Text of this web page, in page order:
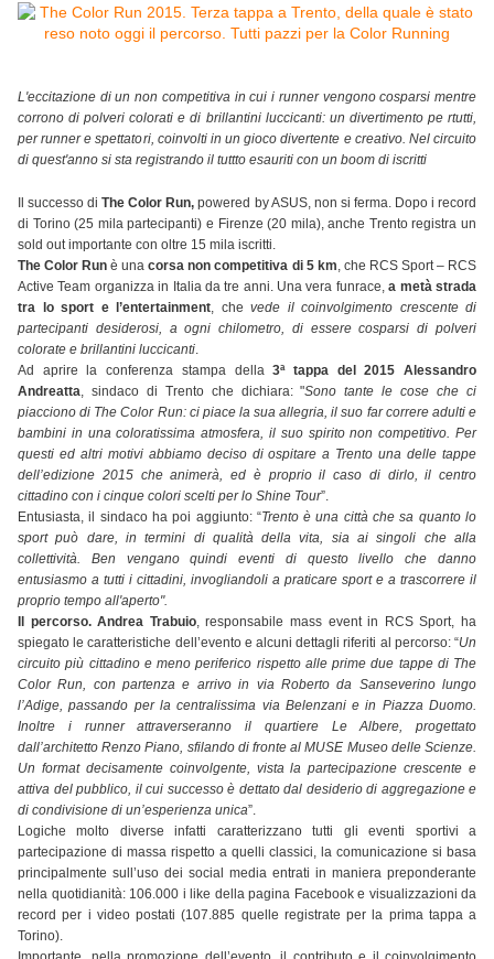
L'eccitazione di un non competitiva in cui i runner vengono cosparsi mentre
corrono di polveri colorati e di brillantini luccicanti: un divertimento pe rtutti,
per runner e spettatori, coinvolti in un gioco divertente e creativo. Nel circuito
di quest'anno si sta registrando il tuttto esauriti con un boom di iscritti
Il successo diThe Color Run,powered by ASUS, non si ferma. Dopo i record
di Torino (25 mila partecipanti) e Firenze (20 mila), anche Trento registra un
sold out importante con oltre 15 mila iscritti.
The Color Run è unacorsa non competitiva di 5 km, che RCS Sport – RCS
Active Team organizza in Italia da tre anni. Una vera funrace,a metà strada
tra lo sport e l’entertainment, che vede il coinvolgimento crescente di
partecipanti desiderosi, a ogni chilometro, di essere cosparsi di polveri
colorate e brillantini luccicanti.
Ad aprire la conferenza stampa della3ª tappa del 2015 Alessandro
Andreatta, sindaco di Trento che dichiara: "Sono tante le cose che ci
piacciono di The Color Run: ci piace la sua allegria, il suo far correre adulti e
bambini in una coloratissima atmosfera, il suo spirito non competitivo. Per
questi ed altri motivi abbiamo deciso di ospitare a Trento una delle tappe
dell’edizione 2015 che animerà, ed è proprio il caso di dirlo, il centro
cittadino con i cinque colori scelti per lo Shine Tour”.
Entusiasta, il sindaco ha poi aggiunto: “Trento è una città che sa quanto lo
sport può dare, in termini di qualità della vita, sia ai singoli che alla
collettività. Ben vengano quindi eventi di questo livello che danno
entusiasmo a tutti i cittadini, invogliandoli a praticare sport e a trascorrere il
proprio tempo all'aperto".
Il percorso. Andrea Trabuio, responsabile mass event in RCS Sport, ha
spiegato le caratteristiche dell’evento e alcuni dettagli riferiti al percorso: “Un
circuito più cittadino e meno periferico rispetto alle prime due tappe di The
Color Run, con partenza e arrivo in via Roberto da Sanseverino lungo
l’Adige, passando per la centralissima via Belenzani e in Piazza Duomo.
Inoltre i runner attraverseranno il quartiere Le Albere, progettato
dall’architetto Renzo Piano, sfilando di fronte al MUSE Museo delle Scienze.
Un format decisamente coinvolgente, vista la partecipazione crescente e
attiva del pubblico, il cui successo è dettato dal desiderio di aggregazione e
di condivisione di un’esperienza unica”.
Logiche molto diverse infatti caratterizzano tutti gli eventi sportivi a
partecipazione di massa rispetto a quelli classici, la comunicazione si basa
principalmente sull’uso dei social media entrati in maniera preponderante
nella quotidianità: 106.000 i like della pagina Facebook e visualizzazioni da
record per i video postati (107.885 quelle registrate per la prima tappa a
Torino).